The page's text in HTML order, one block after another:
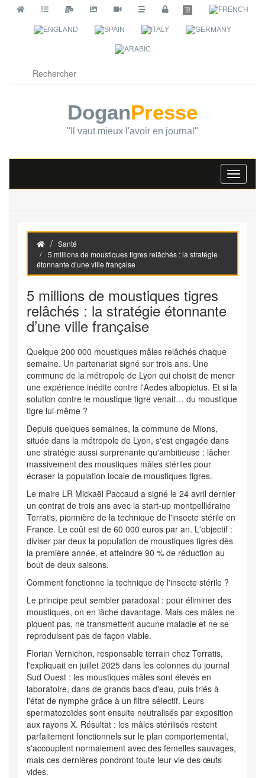
DoganPresse
"Il vaut mieux l'avoir en journal"
Toggle
Santé
5 millions de moustiques tigres relâchés : la stratégie
étonnante d’une ville française
5 millions de moustiques tigres
relâchés : la stratégie étonnante
d’une ville française
Quelque 200 000 moustiques mâles relâchés chaque
semaine. Un partenariat signé sur trois ans. Une
commune de la métropole de Lyon qui choisit de mener
une expérience inédite contre l'Aedes albopictus. Et si la
solution contre le moustique tigre venait… du moustique
tigre lui-même ?
Depuis quelques semaines, la commune de Mions,
située dans la métropole de Lyon, s'est engagée dans
une stratégie aussi surprenante qu'ambitieuse : lâcher
massivement des moustiques mâles stériles pour
écraser la population locale de moustiques tigres.
Le maire LR Mickaël Paccaud a signé le 24 avril dernier
un contrat de trois ans avec la start-up montpelliéraine
Terratis, pionnière de la technique de l'insecte stérile en
France. Le coût est de 60 000 euros par an. L'objectif :
diviser par deux la population de moustiques tigres dès
la première année, et atteindre 90 % de réduction au
bout de deux saisons.
Comment fonctionne la technique de l'insecte stérile ?
Le principe peut sembler paradoxal : pour éliminer des
moustiques, on en lâche davantage. Mais ces mâles ne
piquent pas, ne transmettent aucune maladie et ne se
reproduisent pas de façon viable.
Florian Vernichon, responsable terrain chez Terratis,
l'expliquait en juillet 2025 dans les colonnes du journal
Sud Ouest : les moustiques mâles sont élevés en
laboratoire, dans de grands bacs d'eau, puis triés à
l'état de nymphe grâce à un filtre sélectif. Leurs
spermatozoïdes sont ensuite neutralisés par exposition
aux rayons X. Résultat : les mâles stérilisés restent
parfaitement fonctionnels sur le plan comportemental,
s'accouplent normalement avec des femelles sauvages,
mais ces dernières pondront toute leur vie des œufs
vides.